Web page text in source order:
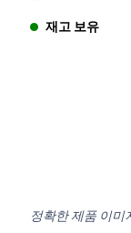
재고 보유
정확한 제품 이미